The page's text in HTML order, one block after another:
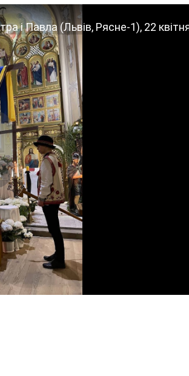
і Павла (Львів, Рясне-1), 22